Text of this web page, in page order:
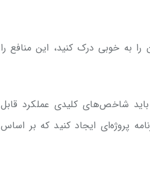
را به خوبی درک کنید، این منافع را
شاخص‌های کلیدی عملکرد قابل
پروژه‌ای ایجاد کنید که بر اساس